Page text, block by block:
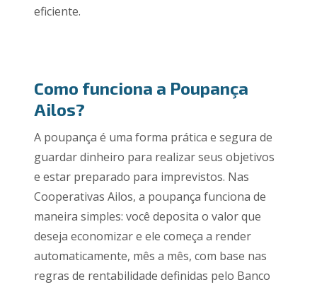
eficiente.
Como funciona a Poupança
Ailos?
A poupança é uma forma prática e segura de
guardar dinheiro para realizar seus objetivos
e estar preparado para imprevistos. Nas
Cooperativas Ailos, a poupança funciona de
maneira simples: você deposita o valor que
deseja economizar e ele começa a render
automaticamente, mês a mês, com base nas
regras de rentabilidade definidas pelo Banco